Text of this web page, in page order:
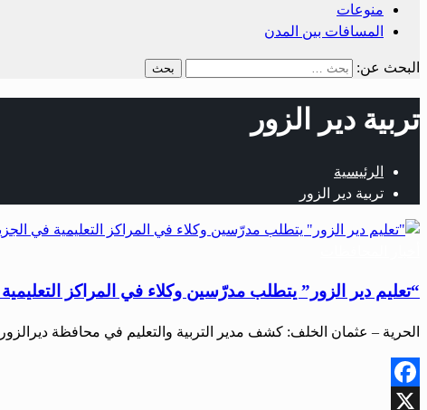
منوعات
المسافات بين المدن
البحث عن:
تربية دير الزور
الرئيسية
تربية دير الزور
“تعليم دير الزور” يتطلب مدرّسين وكلاء في المراكز
الحرية – عثمان الخلف: كشف مدير التربية والتعليم في محافظة
Facebook